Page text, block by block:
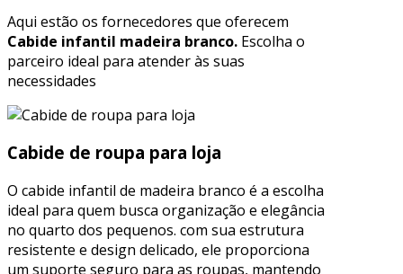
Aqui estão os fornecedores que oferecem
Cabide infantil madeira branco. Escolha o
parceiro ideal para atender às suas
necessidades
Cabide de roupa para loja
O cabide infantil de madeira branco é a escolha
ideal para quem busca organização e elegância
no quarto dos pequenos. com sua estrutura
resistente e design delicado, ele proporciona
um suporte seguro para as roupas, mantendo